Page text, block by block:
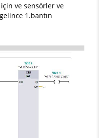
için ve sensörler ve
1.bantın